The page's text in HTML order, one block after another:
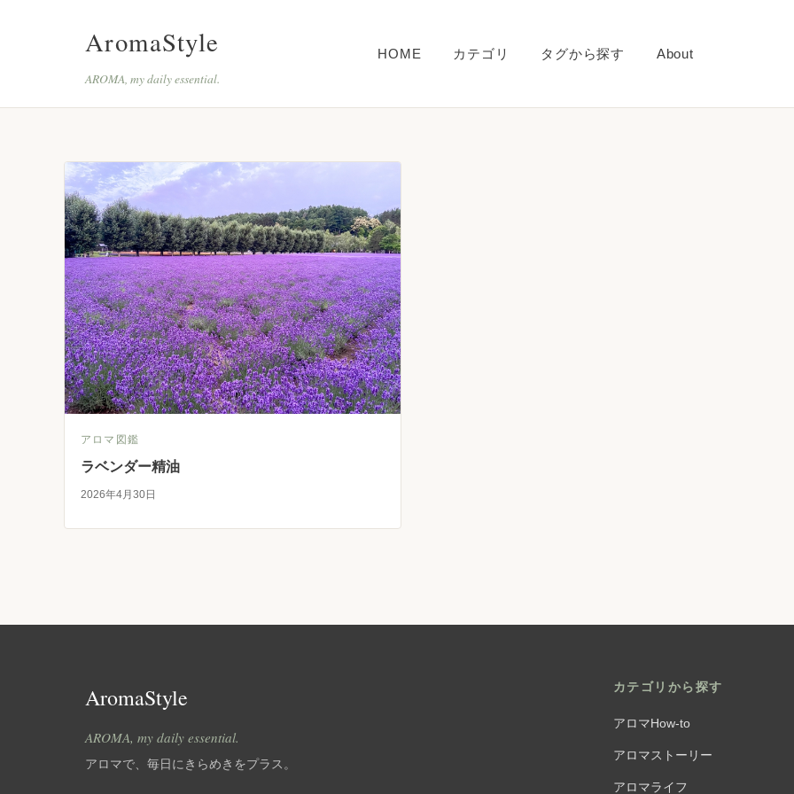
AromaStyle
AROMA, my daily essential.
HOME カテゴリ タグから探す About
アロマ図鑑
ラベンダー精油
2026年4月30日
AromaStyle
AROMA, my daily essential.
アロマで、毎日にきらめきをプラス。
カテゴリから探す
アロマHow-to
アロマストーリー
アロマライフ